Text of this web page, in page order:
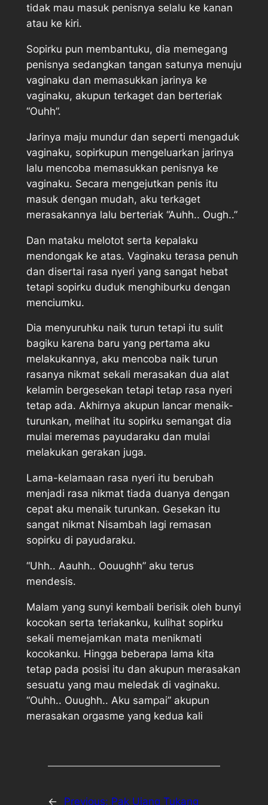
tidak mau masuk penisnya selalu ke kanan
atau ke kiri.
Sopirku pun membantuku, dia memegang
penisnya sedangkan tangan satunya menuju
vaginaku dan memasukkan jarinya ke
vaginaku, akupun terkaget dan berteriak
“Ouhh”.
Jarinya maju mundur dan seperti mengaduk
vaginaku, sopirkupun mengeluarkan jarinya
lalu mencoba memasukkan penisnya ke
vaginaku. Secara mengejutkan penis itu
masuk dengan mudah, aku terkaget
merasakannya lalu berteriak “Auhh.. Ough..”
Dan mataku melotot serta kepalaku
mendongak ke atas. Vaginaku terasa penuh
dan disertai rasa nyeri yang sangat hebat
tetapi sopirku duduk menghiburku dengan
menciumku.
Dia menyuruhku naik turun tetapi itu sulit
bagiku karena baru yang pertama aku
melakukannya, aku mencoba naik turun
rasanya nikmat sekali merasakan dua alat
kelamin bergesekan tetapi tetap rasa nyeri
tetap ada. Akhirnya akupun lancar menaik-
turunkan, melihat itu sopirku semangat dia
mulai meremas payudaraku dan mulai
melakukan gerakan juga.
Lama-kelamaan rasa nyeri itu berubah
menjadi rasa nikmat tiada duanya dengan
cepat aku menaik turunkan. Gesekan itu
sangat nikmat Nisambah lagi remasan
sopirku di payudaraku.
“Uhh.. Aauhh.. Oouughh” aku terus
mendesis.
Malam yang sunyi kembali berisik oleh bunyi
kocokan serta teriakanku, kulihat sopirku
sekali memejamkan mata menikmati
kocokanku. Hingga beberapa lama kita
tetap pada posisi itu dan akupun merasakan
sesuatu yang mau meledak di vaginaku.
“Ouhh.. Ouughh.. Aku sampai” akupun
merasakan orgasme yang kedua kali
← Previous: Pak Ujang Tukang